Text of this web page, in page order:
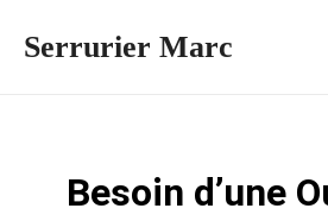
Serrurier Marc
Besoin d’une